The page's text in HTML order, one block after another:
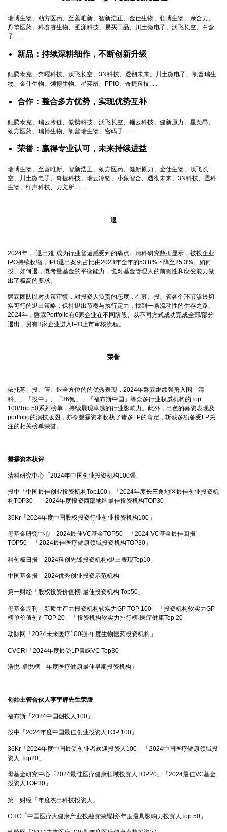
瑞博生物、劲方医药、至善唯新、智新浩正、金仕生物、领博生物、亲合力、
丹擎医药、科赛睿生物、图漾科技、易买工品、川土微电子、沃飞长空、白盒
子......
新品：持续深耕细作，不断创新升级
鲲腾泰克、奔曜科技、沃飞长空、3N科技、透彻未来、川土微电子、凯普瑞生
物、金仕生物、领博生物、星奕昂、PPIO、奇捷科技......
合作：整合多方优势，实现优势互补
鲲腾泰克、瑞云冷链、傲势科技、沃飞长空、锱云科技、健新原力、星奕昂、
劲方医药、瑞博生物、凯普瑞生物、密码子……
荣誉：赢得专业认可，未来持续进益
瑞博生物、至善唯新、智新浩正、劲方医药、健新原力、金仕生物、沃飞长
空、川土微电子、奇捷科技、瑞云冷链、小象智合、透彻未来、3N科技、霆科
生物、纤声科技、力文所……
退
2024年，“退出难”成为行业普遍感受到的痛点。清科研究数据显示，被投企业
IPO持续收缩，IPO退出案例占比由2023年全年的53.8%下降至25.3%。如何
投、如何退，既考量基金的平衡能力，也对基金管理人的前瞻性和应变能力做
出了极高的要求。
磐霖团队以对决策审慎，对投资人负责的态度，在募、投、管各个环节渗透切
实可行的退出策略，保持退出节奏与执行定力，找到一条流动性的生存之路。
2024年，磐霖Portfolio有6家企业在不同阶段、以不同方式成功完成全部/部分
退出，另有3家企业进入IPO上市审核流程。
荣誉
依托募、投、管、退全方位的的优秀表现，2024年磐霖继续强势入围「清
科」、「投中」、「36氪」、「福布斯中国」等众多行业权威机构的Top
100/Top 50系列榜单，持续展现卓越的行业影响力。此外，出色的募资表现及
portfolio的演技版图，亦令磐霖资本收获了诸多LP的肯定，斩获多项备受LP关
注的相关榜单荣誉。
磐霖资本获评
清科研究中心「2024年中国创业投资机构100强」
投中「中国最佳创业投资机构Top100」「2024年度长三角地区最佳创业投资机
构TOP30」「2024年度投资西部地区最佳投资机构TOP30」
36Kr「2024年度中国股权投资行业创业投资机构100」
母基金研究中心「2024最佳VC基金TOP50」「2024 VC基金最佳回报
TOP50」「2024最佳医疗健康领域投资机构TOP30」
科创板日报「2024科创先锋投资机构•退出表现Top10」
中国基金报「2024优秀创业投资示范机构 」
第一财经「股权投资价值榜·最佳投资机构 Top50」
母基金周刊「新质生产力投资机构软实力GP TOP 100」「投资机构软实力GP
榜单价值创造TOP 20」「投资机构软实力排行榜·医疗健康Top 20」
动脉网「2024未来医疗100强·年度生物医药投资机构」
CVCRI「2024年度最受LP青睐VC Top30」
浩悦·卓悦榜「年度医疗健康最佳早期投资机构」
创始主管合伙人李宇辉先生荣膺
福布斯「2024中国创投人100」
投中「2024年度中国最佳创业投资人TOP 100」
36Kr「2024年度中国最受创业者欢迎投资人100」「2024中国医疗健康领域投
资人 Top20」
母基金研究中心「2024最佳医疗健康领域投资人TOP20」「2024最佳VC基金
投资人TOP30」
第一财经「年度杰出科技投资人」
CHC「中国医疗大健康产业投融资荣耀榜·年度最具影响力投资人Top 50」